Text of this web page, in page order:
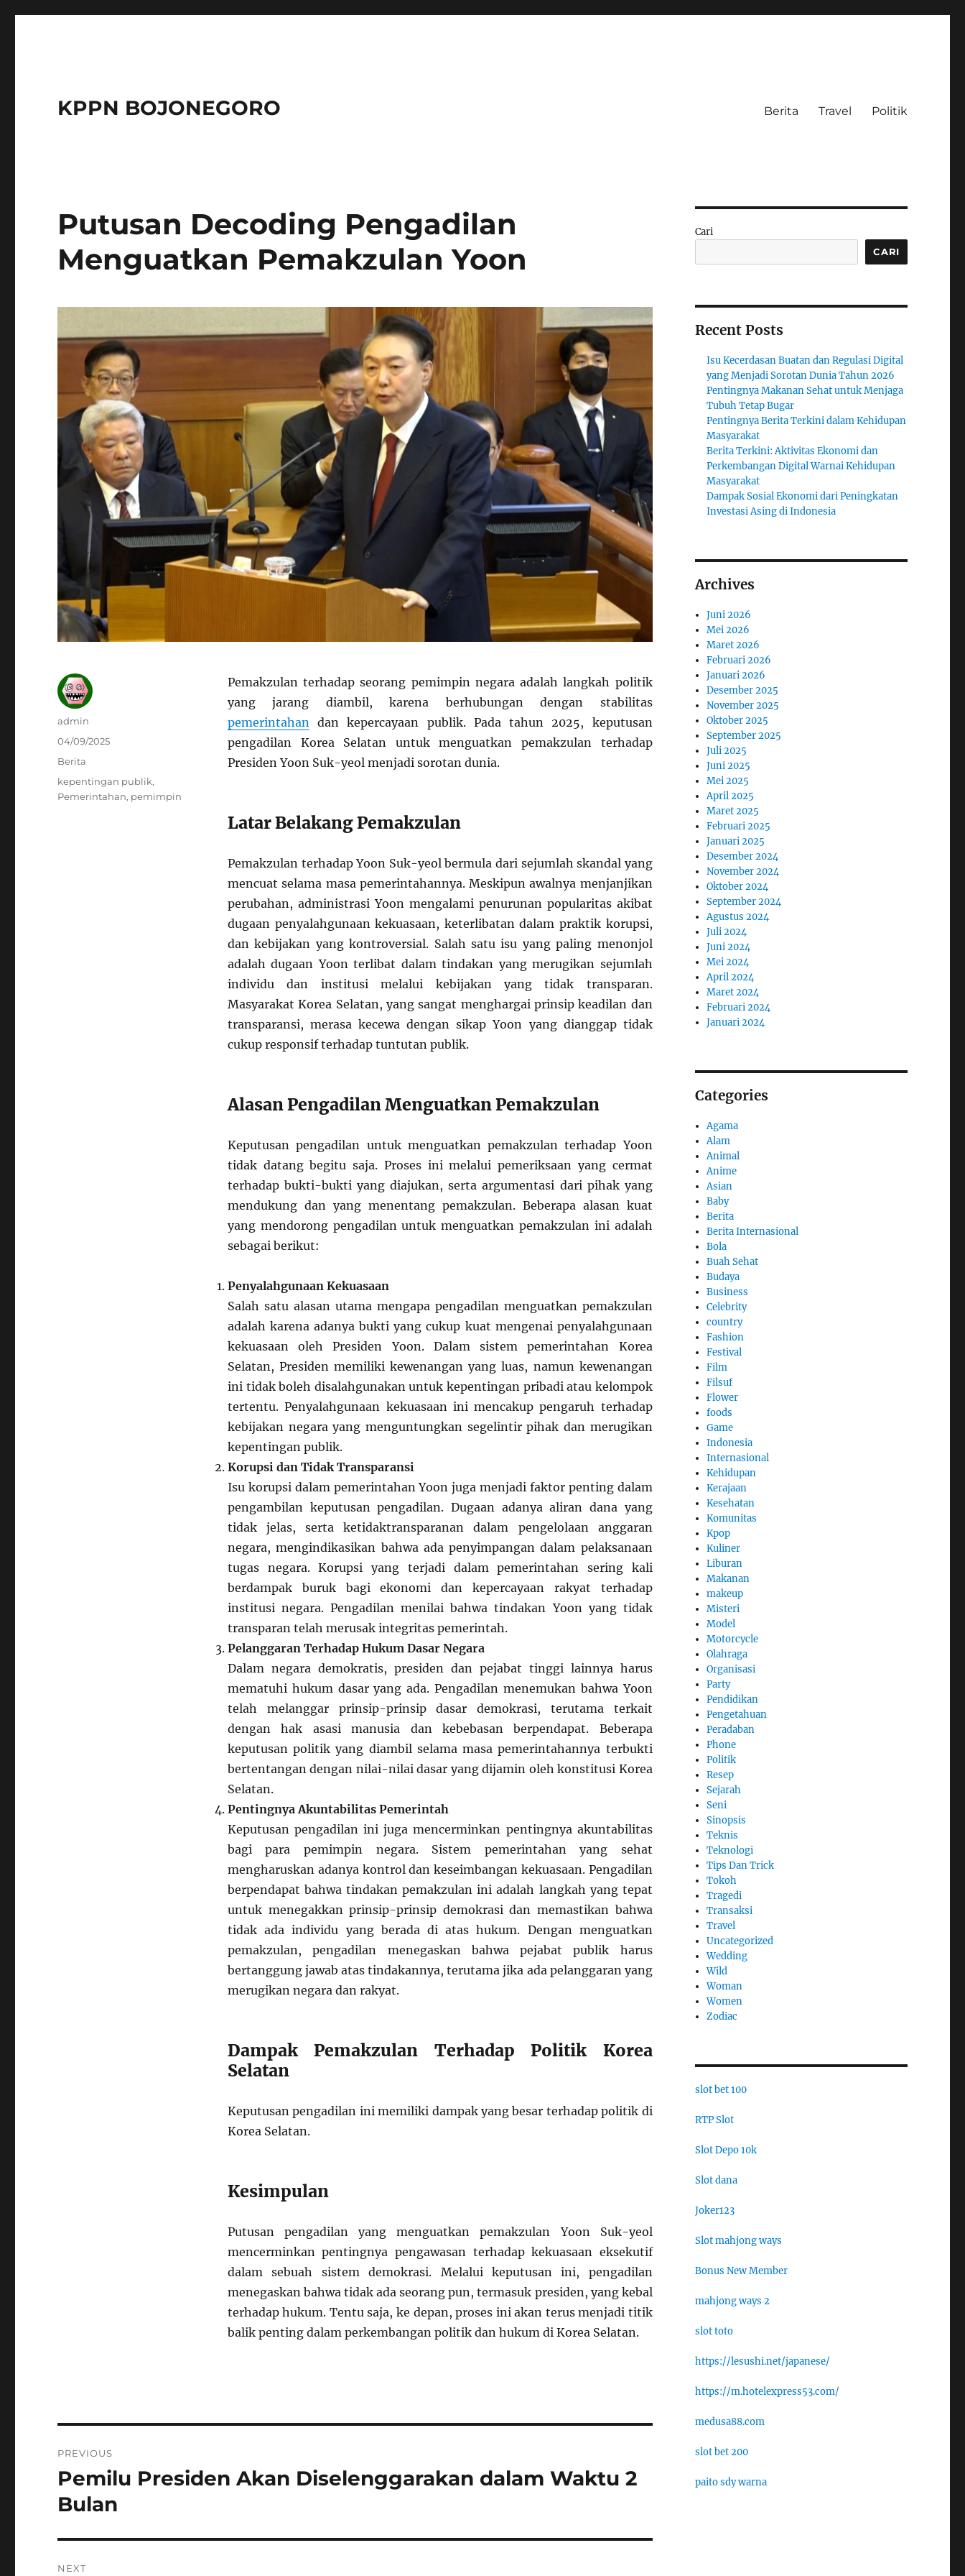
KPPN BOJONEGORO Berita Travel Politik
Putusan Decoding Pengadilan
Menguatkan Pemakzulan Yoon
Pemakzulan terhadap seorang pemimpin negara adalah langkah politik
yang jarang diambil, karena berhubungan dengan stabilitas
pemerintahandan kepercayaan publik. Pada tahun 2025, keputusan
pengadilan Korea Selatan untuk menguatkan pemakzulan terhadap
Presiden Yoon Suk-yeol menjadi sorotan dunia.
Latar Belakang Pemakzulan
Pemakzulan terhadap Yoon Suk-yeol bermula dari sejumlah skandal yang
mencuat selama masa pemerintahannya. Meskipun awalnya menjanjikan
perubahan, administrasi Yoon mengalami penurunan popularitas akibat
dugaan penyalahgunaan kekuasaan, keterlibatan dalam praktik korupsi,
dan kebijakan yang kontroversial. Salah satu isu yang paling menonjol
adalah dugaan Yoon terlibat dalam tindakan yang merugikan sejumlah
individu dan institusi melalui kebijakan yang tidak transparan.
Masyarakat Korea Selatan, yang sangat menghargai prinsip keadilan dan
transparansi, merasa kecewa dengan sikap Yoon yang dianggap tidak
cukup responsif terhadap tuntutan publik.
Alasan Pengadilan Menguatkan Pemakzulan
Keputusan pengadilan untuk menguatkan pemakzulan terhadap Yoon
tidak datang begitu saja. Proses ini melalui pemeriksaan yang cermat
terhadap bukti-bukti yang diajukan, serta argumentasi dari pihak yang
mendukung dan yang menentang pemakzulan. Beberapa alasan kuat
yang mendorong pengadilan untuk menguatkan pemakzulan ini adalah
sebagai berikut:
Penyalahgunaan Kekuasaan
Salah satu alasan utama mengapa pengadilan menguatkan pemakzulan
adalah karena adanya bukti yang cukup kuat mengenai penyalahgunaan
kekuasaan oleh Presiden Yoon. Dalam sistem pemerintahan Korea
Selatan, Presiden memiliki kewenangan yang luas, namun kewenangan
ini tidak boleh disalahgunakan untuk kepentingan pribadi atau kelompok
tertentu. Penyalahgunaan kekuasaan ini mencakup pengaruh terhadap
kebijakan negara yang menguntungkan segelintir pihak dan merugikan
kepentingan publik.
Korupsi dan Tidak Transparansi
Isu korupsi dalam pemerintahan Yoon juga menjadi faktor penting dalam
pengambilan keputusan pengadilan. Dugaan adanya aliran dana yang
tidak jelas, serta ketidaktransparanan dalam pengelolaan anggaran
negara, mengindikasikan bahwa ada penyimpangan dalam pelaksanaan
tugas negara. Korupsi yang terjadi dalam pemerintahan sering kali
berdampak buruk bagi ekonomi dan kepercayaan rakyat terhadap
institusi negara. Pengadilan menilai bahwa tindakan Yoon yang tidak
transparan telah merusak integritas pemerintah.
Pelanggaran Terhadap Hukum Dasar Negara
Dalam negara demokratis, presiden dan pejabat tinggi lainnya harus
mematuhi hukum dasar yang ada. Pengadilan menemukan bahwa Yoon
telah melanggar prinsip-prinsip dasar demokrasi, terutama terkait
dengan hak asasi manusia dan kebebasan berpendapat. Beberapa
keputusan politik yang diambil selama masa pemerintahannya terbukti
bertentangan dengan nilai-nilai dasar yang dijamin oleh konstitusi Korea
Selatan.
Pentingnya Akuntabilitas Pemerintah
Keputusan pengadilan ini juga mencerminkan pentingnya akuntabilitas
bagi para pemimpin negara. Sistem pemerintahan yang sehat
mengharuskan adanya kontrol dan keseimbangan kekuasaan. Pengadilan
berpendapat bahwa tindakan pemakzulan ini adalah langkah yang tepat
untuk menegakkan prinsip-prinsip demokrasi dan memastikan bahwa
tidak ada individu yang berada di atas hukum. Dengan menguatkan
pemakzulan, pengadilan menegaskan bahwa pejabat publik harus
bertanggung jawab atas tindakannya, terutama jika ada pelanggaran yang
merugikan negara dan rakyat.
Dampak Pemakzulan Terhadap Politik Korea
Selatan
Keputusan pengadilan ini memiliki dampak yang besar terhadap politik di
Korea Selatan.
Kesimpulan
Putusan pengadilan yang menguatkan pemakzulan Yoon Suk-yeol
mencerminkan pentingnya pengawasan terhadap kekuasaan eksekutif
dalam sebuah sistem demokrasi. Melalui keputusan ini, pengadilan
menegaskan bahwa tidak ada seorang pun, termasuk presiden, yang kebal
terhadap hukum. Tentu saja, ke depan, proses ini akan terus menjadi titik
balik penting dalam perkembangan politik dan hukum di Korea Selatan.
Author
admin
Posted
04/09/2025
Categories
Berita
Tags
kepentingan publik,
Pemerintahan, pemimpin
pos
PREVIOUS
Previous
post:
Pemilu Presiden Akan Diselenggarakan dalam Waktu 2
Bulan
NEXT
Cari
CARI
Recent Posts
Isu Kecerdasan Buatan dan Regulasi Digital
yang Menjadi Sorotan Dunia Tahun 2026
Pentingnya Makanan Sehat untuk Menjaga
Tubuh Tetap Bugar
Pentingnya Berita Terkini dalam Kehidupan
Masyarakat
Berita Terkini: Aktivitas Ekonomi dan
Perkembangan Digital Warnai Kehidupan
Masyarakat
Dampak Sosial Ekonomi dari Peningkatan
Investasi Asing di Indonesia
Archives
Juni 2026
Mei 2026
Maret 2026
Februari 2026
Januari 2026
Desember 2025
November 2025
Oktober 2025
September 2025
Juli 2025
Juni 2025
Mei 2025
April 2025
Maret 2025
Februari 2025
Januari 2025
Desember 2024
November 2024
Oktober 2024
September 2024
Agustus 2024
Juli 2024
Juni 2024
Mei 2024
April 2024
Maret 2024
Februari 2024
Januari 2024
Categories
Agama
Alam
Animal
Anime
Asian
Baby
Berita
Berita Internasional
Bola
Buah Sehat
Budaya
Business
Celebrity
country
Fashion
Festival
Film
Filsuf
Flower
foods
Game
Indonesia
Internasional
Kehidupan
Kerajaan
Kesehatan
Komunitas
Kpop
Kuliner
Liburan
Makanan
makeup
Misteri
Model
Motorcycle
Olahraga
Organisasi
Party
Pendidikan
Pengetahuan
Peradaban
Phone
Politik
Resep
Sejarah
Seni
Sinopsis
Teknis
Teknologi
Tips Dan Trick
Tokoh
Tragedi
Transaksi
Travel
Uncategorized
Wedding
Wild
Woman
Women
Zodiac
slot bet 100
RTP Slot
Slot Depo 10k
Slot dana
Joker123
Slot mahjong ways
Bonus New Member
mahjong ways 2
slot toto
https://lesushi.net/japanese/
https://m.hotelexpress53.com/
medusa88.com
slot bet 200
paito sdy warna